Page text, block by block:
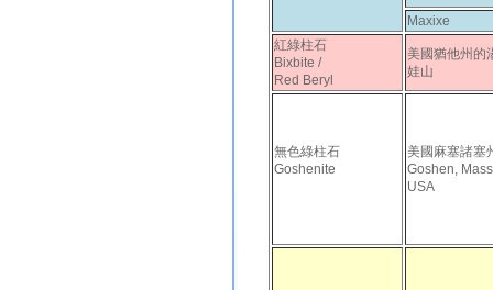
Maxixe
紅綠柱石
Bixbite /
Red Beryl
美國猶他州的
娃山
無色綠柱石
Goshenite
美國麻塞諸塞
Goshen,
USA